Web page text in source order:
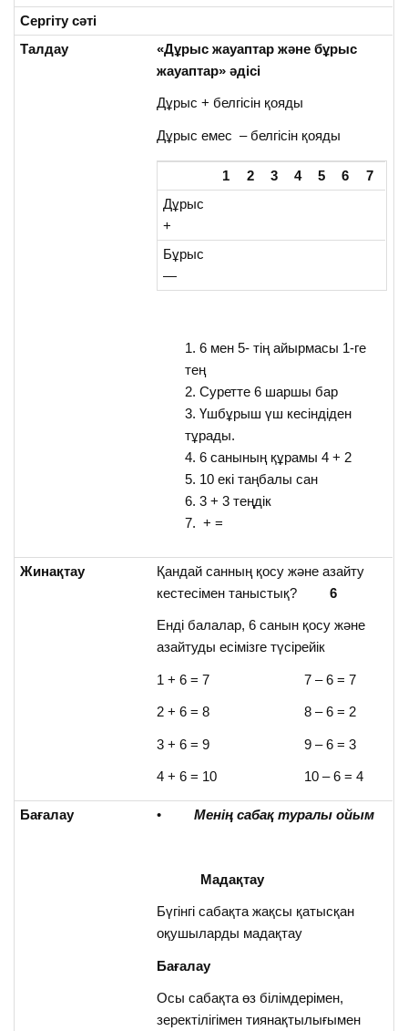
Сергіту сәті
Талдау
«Дұрыс жауаптар және бұрыс
жауаптар» әдісі
Дұрыс + белгісін қояды
Дұрыс емес – белгісін қояды
1 2 3 4 5 6
7
Дұрыс
+
Бұрыс
—
6 мен 5- тің айырмасы 1-ге
тең
Cуретте 6 шаршы бар
Үшбұрыш үш кесіндіден
тұрады.
6 санының құрамы 4 + 2
10 екі таңбалы сан
3 + 3 теңдік
+ =
Жинақтау
Қандай санның қосу және азайту
кестесімен таныстық?6
Енді балалар, 6 санын қосу және
азайтуды есімізге түсірейік
1 + 6 = 7 7 – 6 = 7
2 + 6 = 8 8 – 6 = 2
3 + 6 = 9 9 – 6 = 3
4 + 6 = 10 10 – 6 = 4
Бағалау •Менің сабақ туралы ойым
Мадақтау
Бүгінгі сабақта жақсы қатысқан
оқушыларды мадақтау
Бағалау
Осы сабақта өз білімдерімен,
зеректілігімен тиянақтылығымен